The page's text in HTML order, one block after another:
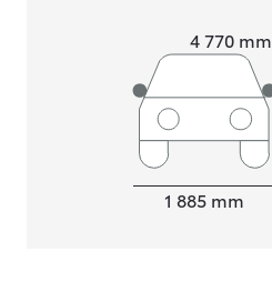
Pituus
4 770 mm
Leveys
1 885 mm